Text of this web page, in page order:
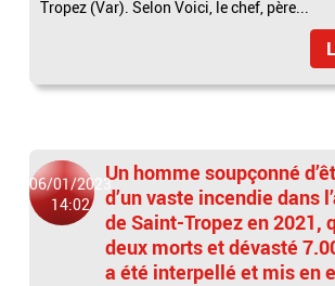
Tropez (Var). Selon Voici, le chef, père...
06/01/2023
14:02
Un homme soupçonné
d’un vaste incendie dans
de Saint-Tropez en 2021,
deux morts et dévasté
a été interpellé et mis en